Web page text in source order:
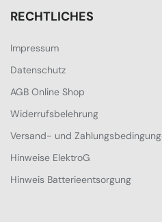
RECHTLICHES
Impressum
Datenschutz
AGB Online Shop
Widerrufsbelehrung
Versand- und
Hinweise ElektroG
Hinweis Batterieentsorgung